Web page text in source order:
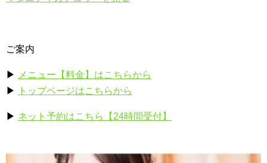
ご案内
▶
メニュー【料金】はこちらから
▶
トップページはこちらから
▶ ネット予約はこちら【24時間受付】